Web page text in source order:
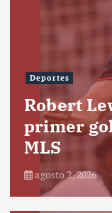
Deportes
Robert
primer
MLS
agosto 2, 2026